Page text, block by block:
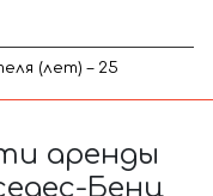
(лет) – 25
аренды
Бенц